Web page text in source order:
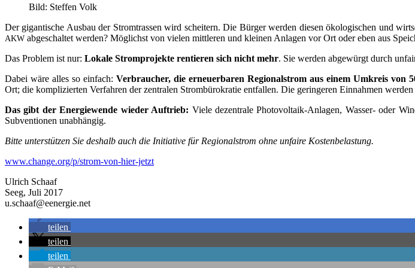
Bild: Stef­fen Volk
Der gigan­ti­sche Aus­bau der Strom­tras­sen wird schei­tern. Die Bür­ger wer­den die­sen öko­lo­gi­schen und
AKW abge­schal­tet wer­den? Mög­lichst von vie­len mitt­le­ren und klei­nen Anla­gen vor Ort oder eben aus
Das Pro­blem ist nur: Loka­le Strom­pro­jek­te ren­tie­ren sich nicht mehr. Sie wer­den abge­würgt durch
Dabei wäre alles so ein­fach: Ver­brau­cher, die erneu­er­ba­ren Regio­nal­strom aus einem Umkreis von
Ort; die kom­pli­zier­ten Ver­fah­ren der zen­tra­len Strom­bü­ro­kra­tie ent­fal­len. Die gerin­ge­ren Ein­nah­men
Das gibt der Ener­gie­wen­de wie­der Auf­trieb: Vie­le dezen­tra­le Pho­to­vol­ta­ik-Anla­gen, Was­ser- oder
Sub­ven­tio­nen unabhängig.
Bit­te unter­stüt­zen Sie des­halb auch die Initia­ti­ve für Regio­nal­strom ohne unfai­re Kostenbelastung.
www.change.org/p/strom-von-hier-jetzt
Ulrich Schaaf
Seeg, Juli 2017
u.schaaf@eenergie.net
tei­len
tei­len
tei­len